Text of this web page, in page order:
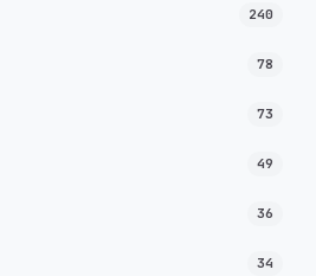
240
78
73
49
36
34